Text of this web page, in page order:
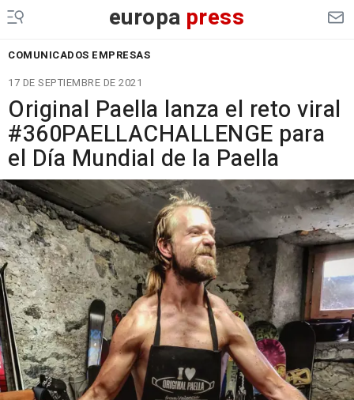
europa press
COMUNICADOS EMPRESAS
17 DE SEPTIEMBRE DE 2021
Original Paella lanza el reto viral
#360PAELLACHALLENGE para
el Día Mundial de la Paella